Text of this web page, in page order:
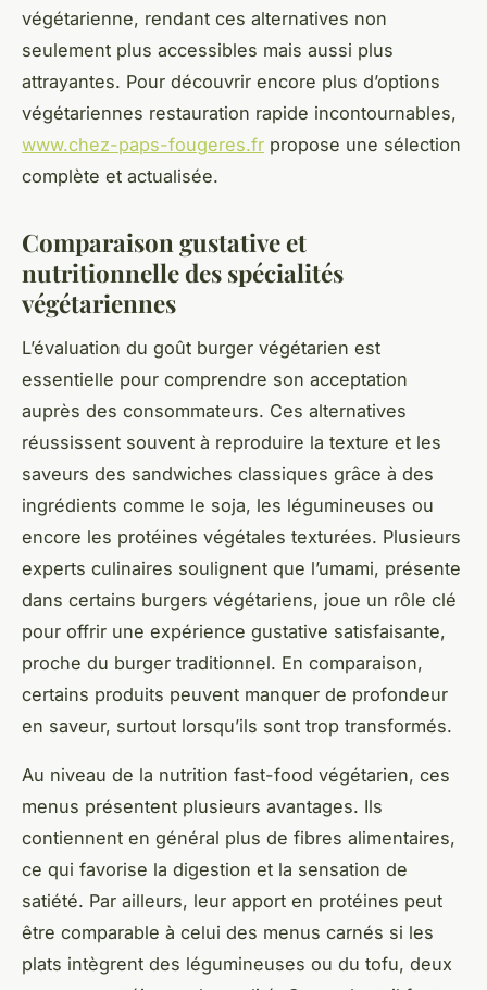
végétarienne, rendant ces alternatives non
seulement plus accessibles mais aussi plus
attrayantes. Pour découvrir encore plus d’options
végétariennes restauration rapide incontournables,
www.chez-paps-fougeres.fr propose une sélection
complète et actualisée.
Comparaison gustative et
nutritionnelle des spécialités
végétariennes
L’évaluation du goût burger végétarien est
essentielle pour comprendre son acceptation
auprès des consommateurs. Ces alternatives
réussissent souvent à reproduire la texture et les
saveurs des sandwiches classiques grâce à des
ingrédients comme le soja, les légumineuses ou
encore les protéines végétales texturées. Plusieurs
experts culinaires soulignent que l’umami, présente
dans certains burgers végétariens, joue un rôle clé
pour offrir une expérience gustative satisfaisante,
proche du burger traditionnel. En comparaison,
certains produits peuvent manquer de profondeur
en saveur, surtout lorsqu’ils sont trop transformés.
Au niveau de la nutrition fast-food végétarien, ces
menus présentent plusieurs avantages. Ils
contiennent en général plus de fibres alimentaires,
ce qui favorise la digestion et la sensation de
satiété. Par ailleurs, leur apport en protéines peut
être comparable à celui des menus carnés si les
plats intègrent des légumineuses ou du tofu, deux